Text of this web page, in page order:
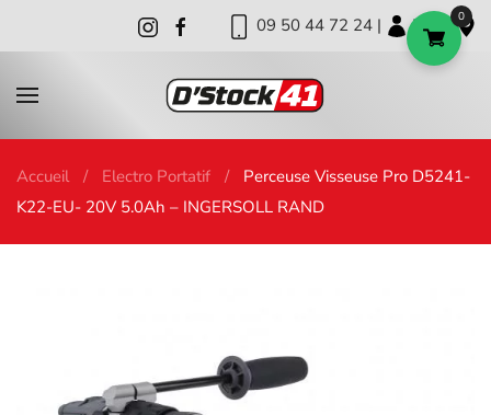
09 50 44 72 24 | | |
Accueil Electro Portatif
Perceuse Visseuse Pro D5241-
K22-EU- 20V 5.0Ah – INGERSOLL RAND
0